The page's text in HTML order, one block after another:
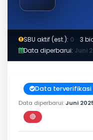
SBU aktif (est.): 0 · 3
Data diperbarui: Juni
Data
Data diperbarui:Juni
🔴
Perkiraan di luar